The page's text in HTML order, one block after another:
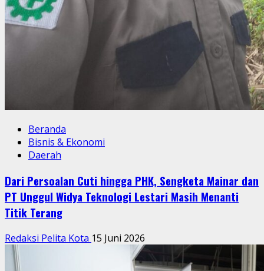
Beranda
Bisnis & Ekonomi
Daerah
Dari Persoalan Cuti hingga PHK, Sengketa Mainar dan
PT Unggul Widya Teknologi Lestari Masih Menanti
Titik Terang
Redaksi Pelita Kota 15 Juni 2026